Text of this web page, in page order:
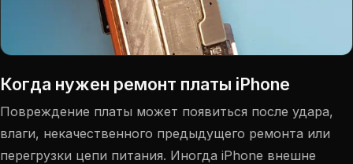
Когда нужен ремонт платы iPhone
Повреждение платы может появиться после удара,
влаги, некачественного предыдущего ремонта или
перегрузки цепи питания. Иногда iPhone внешне